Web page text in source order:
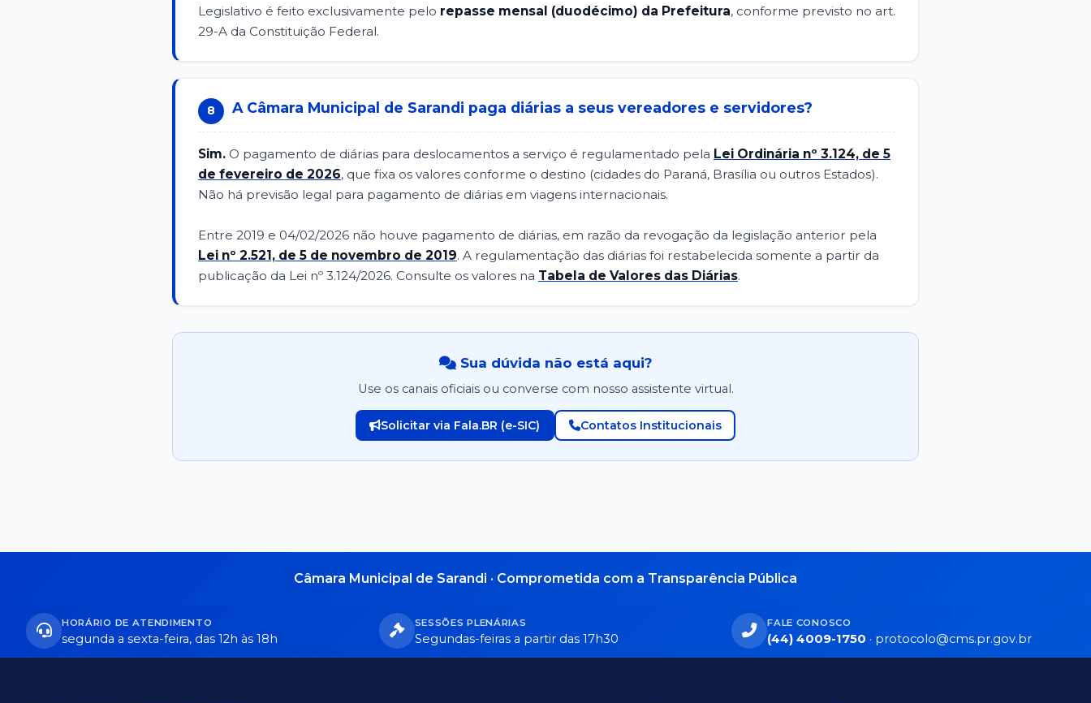
Legislativo é feito exclusivamente pelo repasse mensal (duodécimo) da Prefeitura, conforme previsto no art.
29-A da Constituição Federal.
8 A Câmara Municipal de Sarandi paga diárias a seus vereadores e servidores?
Sim. O pagamento de diárias para deslocamentos a serviço é regulamentado pela Lei Ordinária nº 3.124, de 5
de fevereiro de 2026, que fixa os valores conforme o destino (cidades do Paraná, Brasília ou outros Estados).
Não há previsão legal para pagamento de diárias em viagens internacionais.
Entre 2019 e 04/02/2026 não houve pagamento de diárias, em razão da revogação da legislação anterior pela
Lei nº 2.521, de 5 de novembro de 2019. A regulamentação das diárias foi restabelecida somente a partir da
publicação da Lei nº 3.124/2026. Consulte os valores na Tabela de Valores das Diárias.
Sua dúvida não está aqui?
Use os canais oficiais ou converse com nosso assistente virtual.
Solicitar via Fala.BR (e-SIC) Contatos Institucionais
Câmara Municipal de Sarandi · Comprometida com a Transparência Pública
HORÁRIO DE ATENDIMENTO
segunda a sexta-feira, das 12h às 18h
SESSÕES PLENÁRIAS
Segundas-feiras a partir das 17h30
FALE CONOSCO
(44) 4009-1750 · protocolo@cms.pr.gov.br